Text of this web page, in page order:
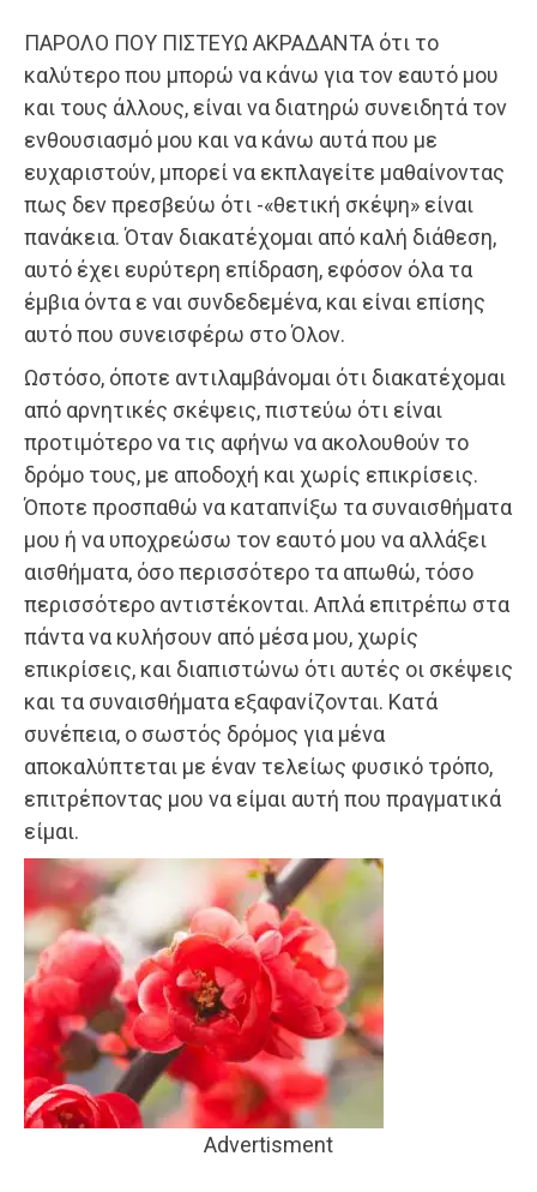
ΠΑΡΟΛΟ ΠΟΥ ΠΙΣΤΕΥΩ ΑΚΡΑΔΑΝΤΑ ότι το
καλύτερο που μπορώ να κάνω για τον εαυτό μου
και τους άλλους, είναι να διατηρώ συνειδητά τον
ενθουσιασμό μου και να κάνω αυτά που με
ευχαριστούν, μπορεί να εκπλαγείτε μαθαίνοντας
πως δεν πρεσβεύω ότι -«θετική σκέψη» είναι
πανάκεια. Όταν διακατέχομαι από καλή διάθεση,
αυτό έχει ευρύτερη επίδραση, εφόσον όλα τα
έμβια όντα ε ναι συνδεδεμένα, και είναι επίσης
αυτό που συνεισφέρω στο Όλον.
Ωστόσο, όποτε αντιλαμβάνομαι ότι διακατέχομαι
από αρνητικές σκέψεις, πιστεύω ότι είναι
προτιμότερο να τις αφήνω να ακολουθούν το
δρόμο τους, με αποδοχή και χωρίς επικρίσεις.
Όποτε προσπαθώ να καταπνίξω τα συναισθήματα
μου ή να υποχρεώσω τον εαυτό μου να αλλάξει
αισθήματα, όσο περισσότερο τα απωθώ, τόσο
περισσότερο αντιστέκονται. Απλά επιτρέπω στα
πάντα να κυλήσουν από μέσα μου, χωρίς
επικρίσεις, και διαπιστώνω ότι αυτές οι σκέψεις
και τα συναισθήματα εξαφανίζονται. Κατά
συνέπεια, ο σωστός δρόμος για μένα
αποκαλύπτεται με έναν τελείως φυσικό τρόπο,
επιτρέποντας μου να είμαι αυτή που πραγματικά
είμαι.
Advertisment